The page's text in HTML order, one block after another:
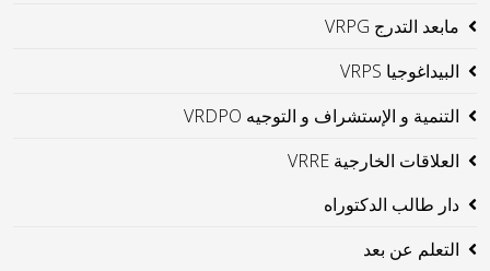
مابعد التدرج VRPG
البيداغوجيا VRPS
التنمية و الإستشراف و التوجيه VRDPO
العلاقات الخارجية VRRE
دار طالب الدكتوراه
التعلم عن بعد